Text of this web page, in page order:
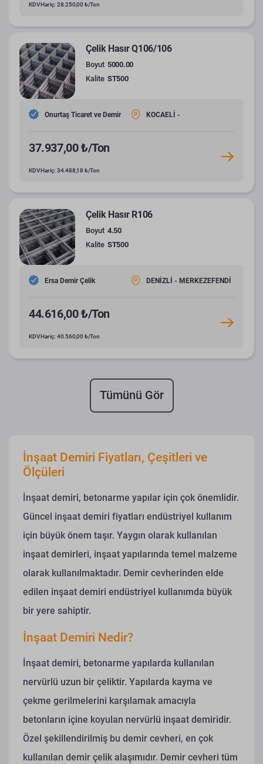
KDV Hariç: 28.250,00 ₺/Ton
Çelik Hasır Q106/106
Boyut 5000.00
Kalite ST500
Onurtaş Ticaret ve Demir KOCAELİ -
37.937,00 ₺/Ton
KDV Hariç: 34.488,18 ₺/Ton
Çelik Hasır R106
Boyut 4.50
Kalite ST500
Ersa Demir Çelik DENİZLİ - MERKEZEFENDİ
44.616,00 ₺/Ton
KDV Hariç: 40.560,00 ₺/Ton
Tümünü Gör
İnşaat Demiri Fiyatları, Çeşitleri ve
Ölçüleri
İnşaat demiri, betonarme yapılar için çok önemlidir.
Güncel inşaat demiri fiyatları endüstriyel kullanım
için büyük önem taşır. Yaygın olarak kullanılan
inşaat demirleri, inşaat yapılarında temel malzeme
olarak kullanılmaktadır. Demir cevherinden elde
edilen inşaat demiri endüstriyel kullanımda büyük
bir yere sahiptir.
İnşaat Demiri Nedir?
İnşaat demiri, betonarme yapılarda kullanılan
nervürlü uzun bir çeliktir. Yapılarda kayma ve
çekme gerilmelerini karşılamak amacıyla
betonların içine koyulan nervürlü inşaat demiridir.
Özel şekillendirilmiş bu demir cevheri, en çok
kullanılan demir çelik alaşımıdır. Demir cevheri tüm